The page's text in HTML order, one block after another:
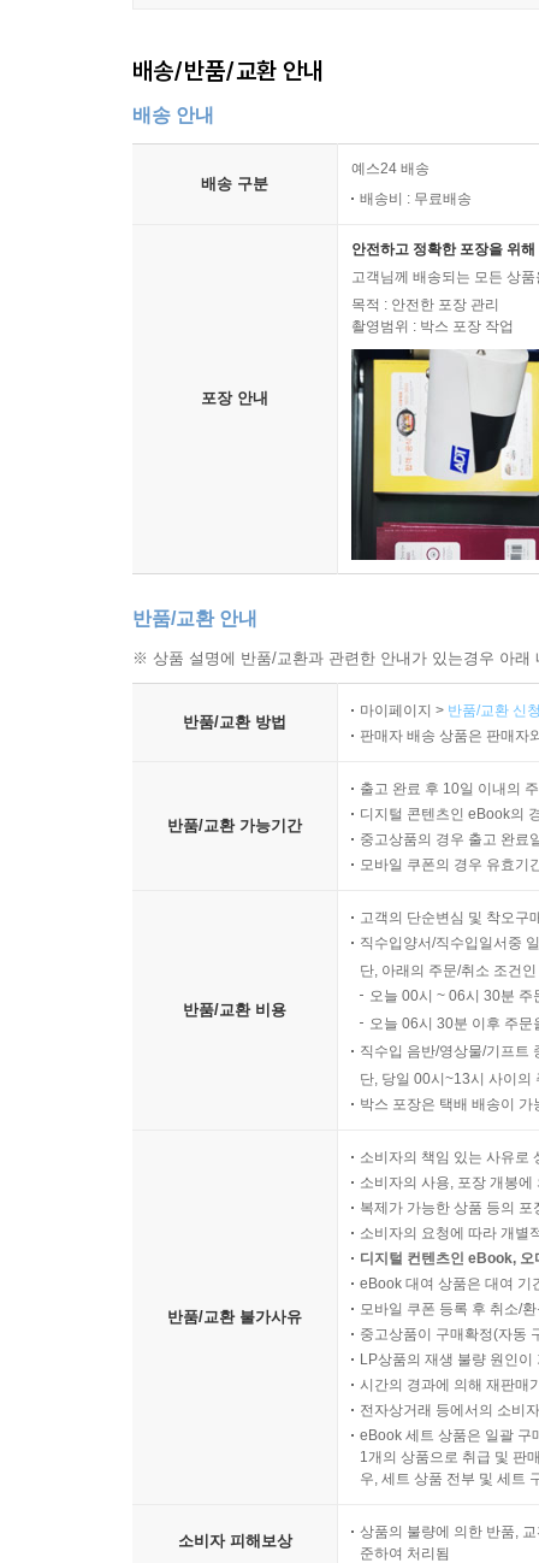
배송/반품/교환 안내
배송 안내
배송 구분
예스24 배송
배송비 : 무료배송
포장 안내
안전하고 정확한 포장을 위
고객님께 배송되는 모든 상
목적 : 안전한 포장 관리
촬영범위 : 박스 포장 작업
반품/교환 안내
※ 상품 설명에 반품/교환과 관련한 안내가 있는경우 아
반품/교환 방법
마이페이지 > 반품/교환 신
판매자 배송 상품은 판매자
반품/교환 가능기간
출고 완료 후 10일 이내의
디지털 콘텐츠인 eBook의
중고상품의 경우 출고 완료
모바일 쿠폰의 경우 유효기
반품/교환 비용
고객의 단순변심 및 착오구
직수입양서/직수입일서중
단, 아래의 주문/취소 조건
오늘 00시 ~ 06시 30분
오늘 06시 30분 이후 주
직수입 음반/영상물/기프트
단, 당일 00시~13시 사이의
박스 포장은 택배 배송이
반품/교환 불가사유
소비자의 책임 있는 사유로
소비자의 사용, 포장 개봉
복제가 가능한 상품 등의
소비자의 요청에 따라 개별
디지털 컨텐츠인 eBook,
eBook 대여 상품은 대여 기
모바일 쿠폰 등록 후 취소/
중고상품이 구매확정(자동
LP상품의 재생 불량 원인
시간의 경과에 의해 재판매
전자상거래 등에서의 소비
eBook 세트 상품은 일괄 구
1개의 상품으로 취급 및 판
우, 세트 상품 전부 및 세트
소비자 피해보상
상품의 불량에 의한 반품,
준하여 처리됨